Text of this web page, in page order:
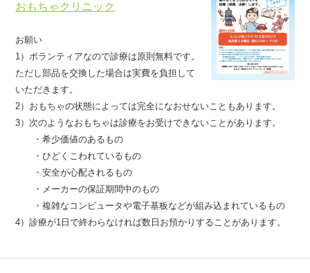
おもちゃクリニック
お願い
1）ボランティアなので診療は原則無料です。
ただし部品を交換した場合は実費を負担して
いただきます。
2）おもちゃの状態によっては完全になおせないこともあります。
3）次のようなおもちゃは診療をお受けできないことがあります。
・希少価値のあるもの
・ひどくこわれているもの
・安全が心配されるもの
・メーカーの保証期間中のもの
・複雑なコンピュータや電子基板などが組み込まれているもの
4）診療が1日で終わらなければ数日お預かりすることがあります。